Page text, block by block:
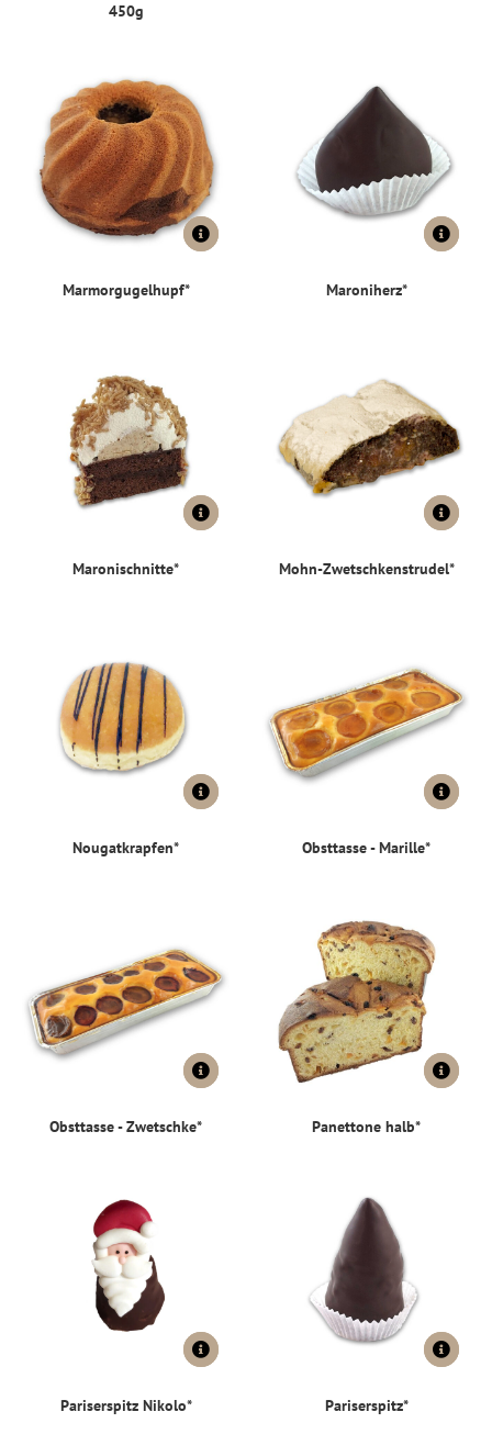
450g
Marmorgugelhupf* Maroniherz*
Maronischnitte* Mohn-Zwetschkenstrudel*
Nougatkrapfen* Obsttasse - Marille*
Obsttasse - Zwetschke* Panettone halb*
Pariserspitz Nikolo* Pariserspitz*